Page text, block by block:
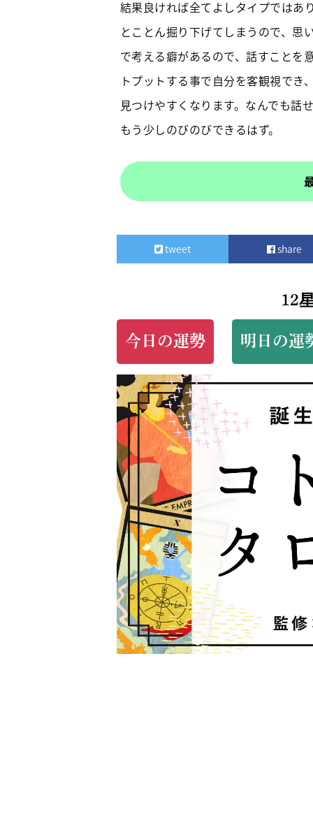
結果良ければ全てよしタイプではあ
とことん掘り下げてしまうので、思
で考える癖があるので、話すことを
トプットする事で自分を客観視で
見つけやすくなります。なんでも話
もう少しのびのびできるはず。
tweet share
12
今日の運勢 明日の運